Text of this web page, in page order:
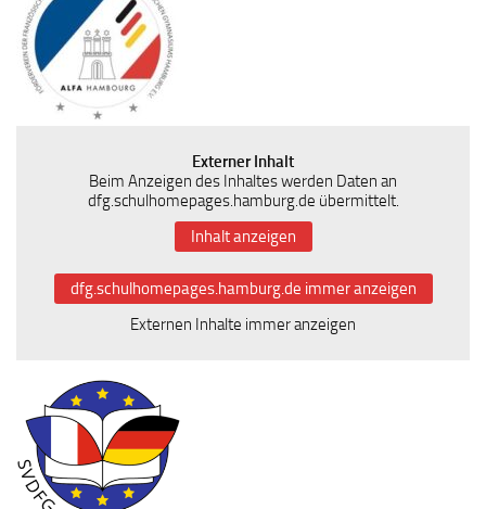
Externer Inhalt
Beim Anzeigen des Inhaltes werden Daten an
dfg.schulhomepages.hamburg.de übermittelt.
Inhalt anzeigen
dfg.schulhomepages.hamburg.de immer anzeigen
Externen Inhalte immer anzeigen